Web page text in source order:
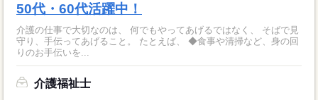
50代・60代活躍中！
介護の仕事で大切なのは、 何でもやってあげるではなく、 そばで見
守り、手伝ってあげること。 たとえば、 ◆食事や清掃など、身の回
りのお手伝いを...
介護福祉士